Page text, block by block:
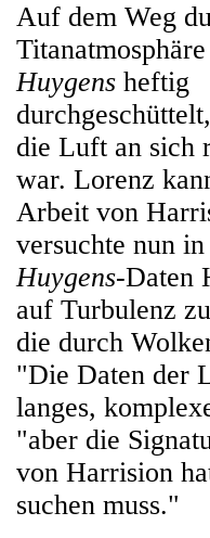
Auf dem Weg
Huygens heftig
die Luft an sich
war. Lorenz
Arbeit von
versuchte nun
Huygens-Daten
auf Turbulenz
die durch
"Die Daten der
langes,
"aber die
von Harrision
suchen muss."